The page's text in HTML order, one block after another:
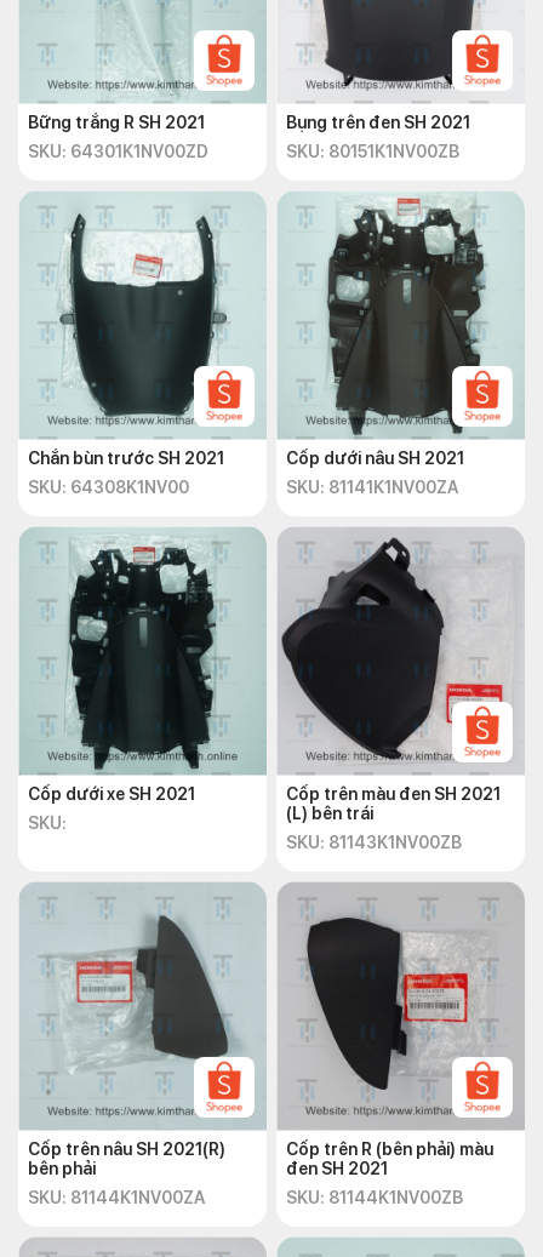
Bững trắng R SH 2021
SKU: 64301K1NV00ZD
Bụng trên đen SH 2021
SKU: 80151K1NV00ZB
Chắn bùn trước SH 2021
SKU: 64308K1NV00
Cốp dưới nâu SH 2021
SKU: 81141K1NV00ZA
Cốp dưới xe SH 2021
SKU:
Cốp trên màu đen SH 2021
(L) bên trái
SKU: 81143K1NV00ZB
Cốp trên nâu SH 2021(R)
bên phải
SKU: 81144K1NV00ZA
Cốp trên R (bên phải) màu
đen SH 2021
SKU: 81144K1NV00ZB